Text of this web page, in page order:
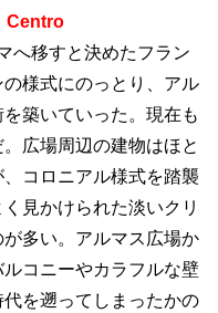
Centro
へ移すと決めたフラン
様式にのっ とり、アル
を築いていった。現在も
広場周辺の建物はほと
、コロニアル様式を踏襲
見かけられた淡いクリ
多い。アルマス広場か
コニーやカラフルな壁
を遡ってしまったかの